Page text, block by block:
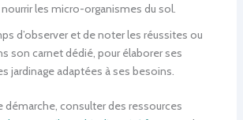
les micro-organismes du sol.
d’observer et de noter les réussites ou
son carnet dédié, pour élaborer ses
jardinage adaptées à ses besoins.
démarche, consulter des ressources